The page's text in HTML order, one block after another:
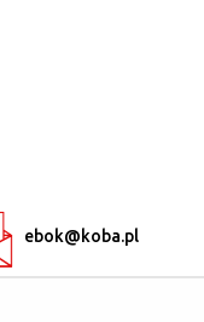
ebok@koba.pl